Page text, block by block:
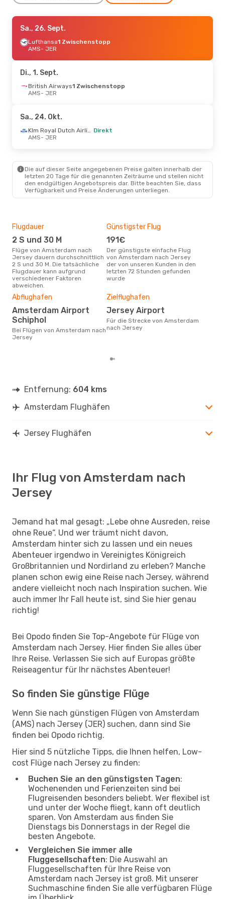
Fr., 21. Aug.- Mo., 24. Aug.
Klm Royal Dutch Airlines Direkt
AMS- JER
JER- AMS
Sa., 19. Sept.- Sa., 26. Sept.
British Airways
JER - AMS
AMS
- JER
Klm Royal Dutch Airlines
1 Zwischenstopp
JER- AMS
British Airways
1 Zwischenstopp
AMS- JER
British Airways
1 Zwischenstopp
JER- AMS
Sa., 26. Sept.
Lufthansa1 Zwischenstopp
AMS- JER
Di., 1. Sept.
British Airways1 Zwischenstopp
AMS- JER
Sa., 24. Okt.
Klm Royal Dutch Airlines Direkt
AMS- JER
Die auf dieser Seite angegebenen Preise galten innerhalb der
letzten 20 Tage für die genannten Zeiträume und stellen nicht
den endgültigen Angebotspreis dar. Bitte beachten Sie, dass
Verfügbarkeit und Preise Änderungen unterliegen.
Flugdauer
2 S und 30 M
Flüge von Amsterdam nach
Jersey dauern durchschnittlich
2 S und 30 M. Die tatsächliche
Flugdauer kann aufgrund
verschiedener Faktoren
abweichen.
Günstigster Flug
191€
Der günstigste einfache Flug
von Amsterdam nach Jersey
der von unseren Kunden in den
letzten 72 Stunden gefunden
wurde
Abflughafen
Amsterdam Airport
Schiphol
Bei Flügen von Amsterdam nach
Jersey
Zielflughafen
Jersey Airport
Für die Strecke von Amsterdam
nach Jersey
Entfernung: 604 kms
Amsterdam Flughäfen
Jersey Flughäfen
Ihr Flug von Amsterdam nach
Jersey
Jemand hat mal gesagt: „Lebe ohne Ausreden, reise
ohne Reue“. Und wer träumt nicht davon,
Amsterdam hinter sich zu lassen und ein neues
Abenteuer irgendwo in Vereinigtes Königreich
Großbritannien und Nordirland zu erleben? Manche
planen schon ewig eine Reise nach Jersey, während
andere vielleicht noch nach Inspiration suchen. Wie
auch immer Ihr Fall heute ist, sind Sie hier genau
richtig!
Bei Opodo finden Sie Top-Angebote für Flüge von
Amsterdam nach Jersey. Hier finden Sie alles über
Ihre Reise. Verlassen Sie sich auf Europas größte
Reiseagentur für Ihr nächstes Abenteuer!
So finden Sie günstige Flüge
Wenn Sie nach günstigen Flügen von Amsterdam
(AMS) nach Jersey (JER) suchen, dann sind Sie
finden bei Opodo richtig.
Hier sind 5 nützliche Tipps, die Ihnen helfen, Low-
cost Flüge nach Jersey zu finden:
Buchen Sie an den günstigsten Tagen:
Wochenenden und Ferienzeiten sind bei
Flugreisenden besonders beliebt. Wer flexibel ist
und unter der Woche fliegt, kann oft deutlich
sparen. Von Amsterdam aus finden Sie
Dienstags bis Donnerstags in der Regel die
besten Angebote.
Vergleichen Sie immer alle
Fluggesellschaften: Die Auswahl an
Fluggesellschaften für Ihre Reise von
Amsterdam nach Jersey ist groß. Mit unserer
Suchmaschine finden Sie alle verfügbaren Flüge